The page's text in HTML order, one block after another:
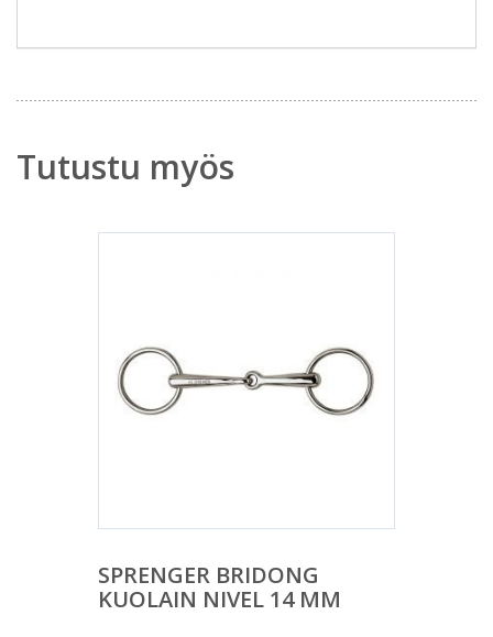
Tutustu myös
SPRENGER BRIDONG
KUOLAIN NIVEL 14 MM